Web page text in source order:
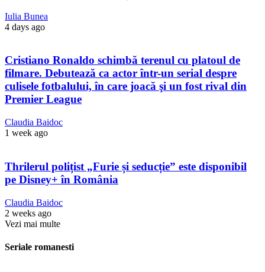
Iulia Bunea
4 days ago
Cristiano Ronaldo schimbă terenul cu platoul de
filmare. Debutează ca actor într-un serial despre
culisele fotbalului, în care joacă şi un fost rival din
Premier League
Claudia Baidoc
1 week ago
Thrilerul polițist „Furie și seducție” este disponibil
pe Disney+ în România
Claudia Baidoc
2 weeks ago
Vezi mai multe
Seriale romanesti